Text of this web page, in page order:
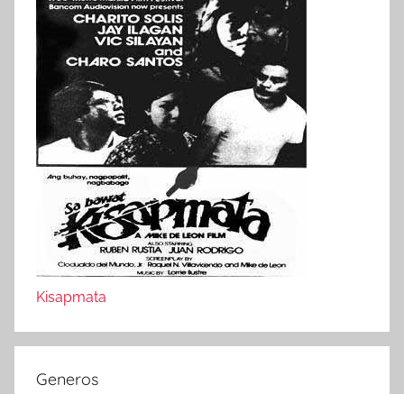
Kisapmata
Generos